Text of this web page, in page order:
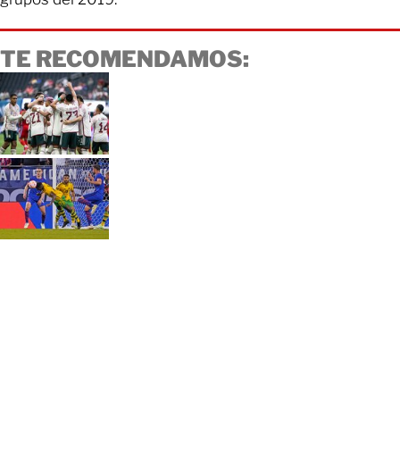
TE RECOMENDAMOS: